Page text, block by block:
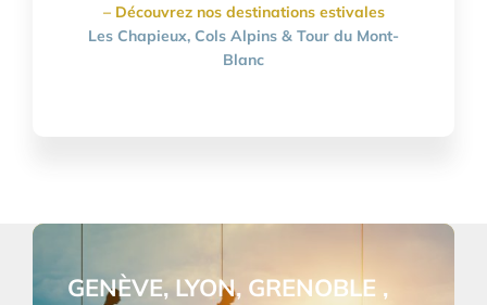
– Découvrez nos destinations estivales
Les Chapieux, Cols Alpins & Tour du Mont-
Blanc
GENÈVE, LYON, GRENOBLE ,